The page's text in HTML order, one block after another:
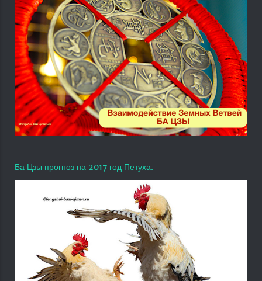
Ба Цзы прогноз на 2017 год Петуха.